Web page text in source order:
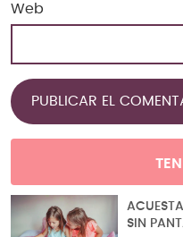
Web
SIN